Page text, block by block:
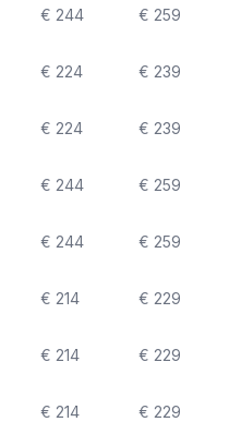
€ 244 € 259
€ 224 € 239
€ 224 € 239
€ 244 € 259
€ 244 € 259
€ 214 € 229
€ 214 € 229
€ 214 € 229